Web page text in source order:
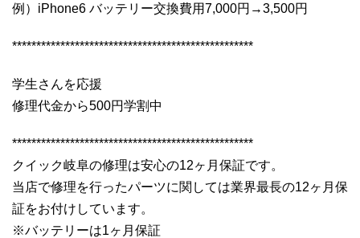
例）iPhone6 バッテリー交換費用7,000円→3,500円
**************************************************
学生さんを応援
修理代金から500円学割中
**************************************************
クイック岐阜の修理は安心の12ヶ月保証です。
当店で修理を行ったパーツに関しては業界最長の12ヶ月保
証をお付けしています。
※バッテリーは1ヶ月保証